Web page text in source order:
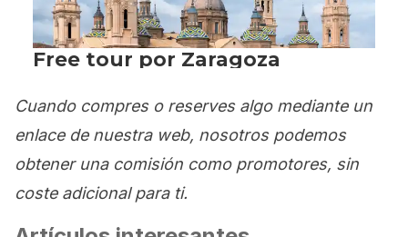
Cuando compres o reserves algo mediante un
enlace de nuestra web, nosotros podemos
obtener una comisión como promotores, sin
coste adicional para ti.